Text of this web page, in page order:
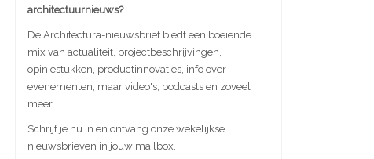
architectuurnieuws?
De Architectura-nieuwsbrief biedt een boeiende
mix van actualiteit, projectbeschrijvingen,
opiniestukken, productinnovaties, info over
evenementen, maar video's, podcasts en zoveel
meer.
Schrijf je nu in en ontvang onze wekelijkse
nieuwsbrieven in jouw mailbox.